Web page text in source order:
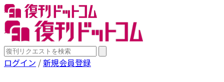
ログイン /新規会員登録